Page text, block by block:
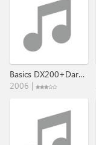
Basics DX200+Darkstar 08/06
2006 |